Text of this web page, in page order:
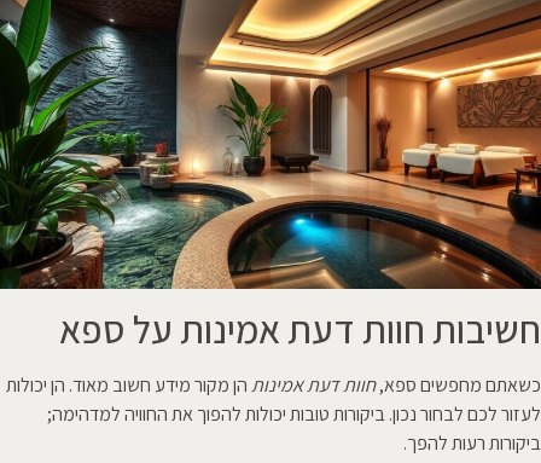
חשיבות חוות דעת אמינות על ספא
כשאתם מחפשים ספא,חוות דעת אמינותהן מקור מידע חשוב מאוד. הן יכולות
לעזור לכם לבחור נכון. ביקורות טובות יכולות להפוך את החוויה למדהימה;
ביקורות רעות להפך.